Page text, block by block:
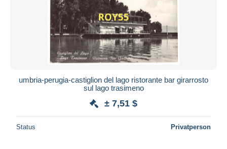
umbria-perugia-castiglion del lago ristorante bar girarrosto
sul lago trasimeno
± 7,51 $
Status Privatperson